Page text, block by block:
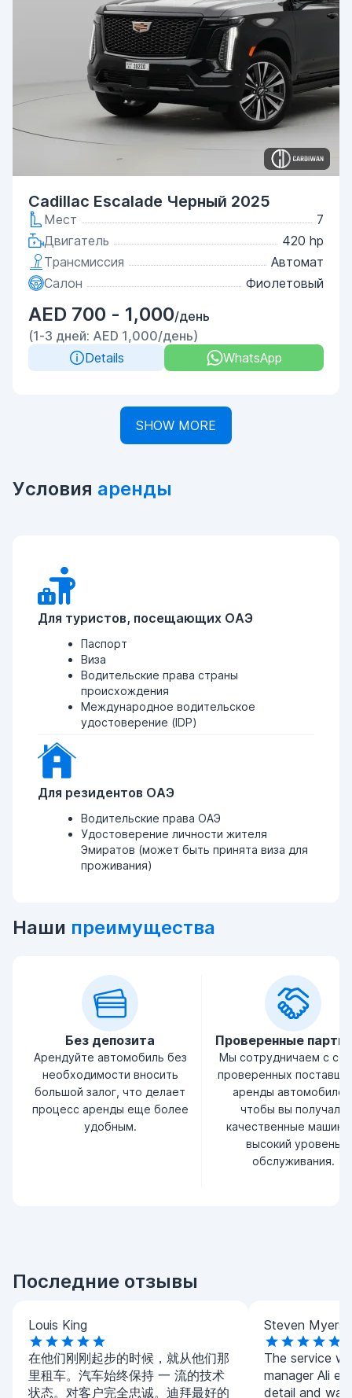
Cadillac Escalade Черный 2025
Мест
7
Двигатель
420 hp
Трансмиссия
Автомат
Салон
Фиолетовый
AED 700 - 1,000/день
(1-3 дней: AED 1,000/день)
Details
WhatsApp
SHOW MORE
Условия аренды
Для туристов, посещающих ОАЭ
Паспорт
Виза
Водительские права страны
происхождения
Международное водительское
удостоверение (IDP)
Для резидентов ОАЭ
Водительские права ОАЭ
Удостоверение личности жителя
Эмиратов (может быть принята виза для
проживания)
Наши преимущества
Без депозита
Арендуйте автомобиль без
необходимости вносить
большой залог, что делает
процесс аренды еще более
удобным.
Проверенные
Мы сотрудничаем с
проверенных
аренды
чтобы вы получали
качественные
высокий уровень
обслуживания.
Последние отзывы
Louis King
在他们刚刚起步的时候，就从他们那
里租车。汽车始终保持 一 流的技术
状态。对客户完全忠诚。迪拜最好的
Steven Myers
The service
manager Ali
detail and